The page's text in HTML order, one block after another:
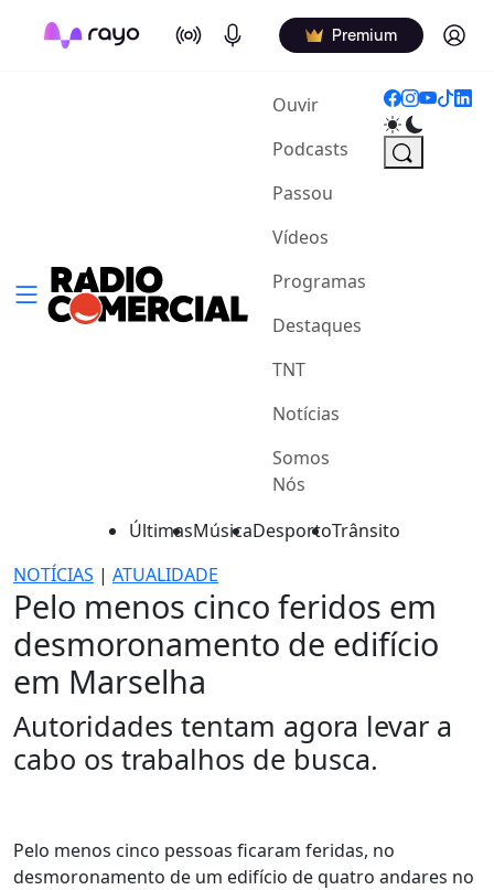
On Air Podcasts Premium Log in
Ouvir(current)
Podcasts
Passou
Vídeos
Programas
Destaques
TNT
Notícias
Somos
Nós
ÚltimasMúsicaDesportoTrânsito
NOTÍCIAS | ATUALIDADE
Pelo menos cinco feridos em
desmoronamento de edifício
em Marselha
Autoridades tentam agora levar a
cabo os trabalhos de busca.
Pelo menos cinco pessoas ficaram feridas, no
desmoronamento de um edifício de quatro andares no